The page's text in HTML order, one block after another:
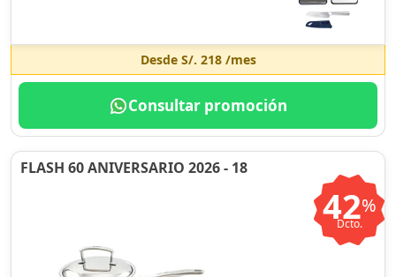
Desde S/. 218/mes
Consultar promoción
FLASH 60 ANIVERSARIO 2026 - 18
42%
Dcto.